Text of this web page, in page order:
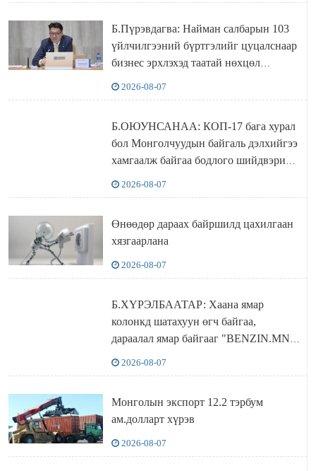
Б.Пүрэвдагва: Найман салбарын 103
үйлчилгээний бүртгэлийг цуцалснаар
бизнес эрхлэхэд таатай нөхцөл
2026-08-07
Б.ОЮУНСАНАА: КОП-17 бага хурал
бол Монголчуудын байгаль дэлхийгээ
хамгаалж байгаа бодлого шийдвэрийг
2026-08-07
Өнөөдөр дараах байршилд цахилгаан
хязгаарлана
2026-08-07
Б.ХҮРЭЛБААТАР: Хаана ямар
колонкд шатахуун өгч байгаа,
дараалал ямар байгааг "BENZIN.MN”
2026-08-07
Монголын экспорт 12.2 тэрбум
ам.долларт хүрэв
2026-08-07